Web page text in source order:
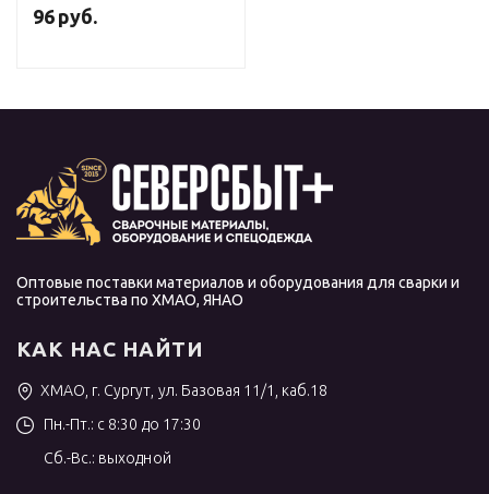
(пачка 5 кг, ЛЭЗ), для
ручной сварки
96 руб.
Оптовые поставки материалов и оборудования для сварки и
строительства по ХМАО, ЯНАО
КАК НАС НАЙТИ
ХМАО, г. Сургут, ул. Базовая 11/1, каб.18
Пн.-Пт.: с 8:30 до 17:30
Сб.-Вс.: выходной